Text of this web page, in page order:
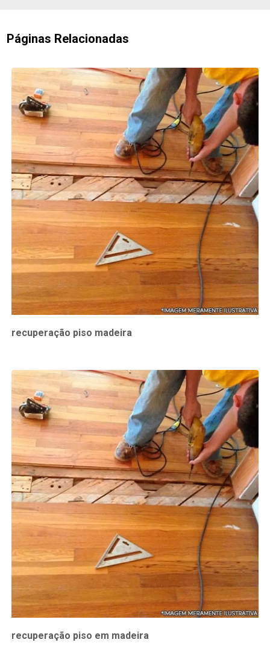
Páginas Relacionadas
recuperação piso madeira
recuperação piso em madeira